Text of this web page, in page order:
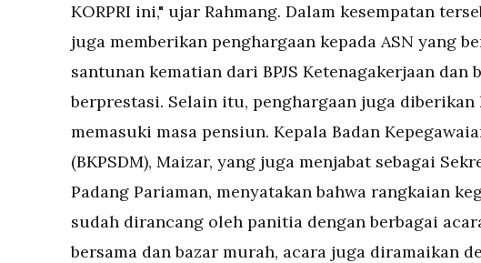
KORPRI ini," ujar Rahmang. Dalam kesempatan
juga memberikan penghargaan kepada ASN yang
santunan kematian dari BPJS Ketenagakerjaan dan
berprestasi. Selain itu, penghargaan juga diberikan
memasuki masa pensiun. Kepala Badan
(BKPSDM), Maizar, yang juga menjabat sebagai
Padang Pariaman, menyatakan bahwa rangkaian
sudah dirancang oleh panitia dengan berbagai
bersama dan bazar murah, acara juga diramaikan